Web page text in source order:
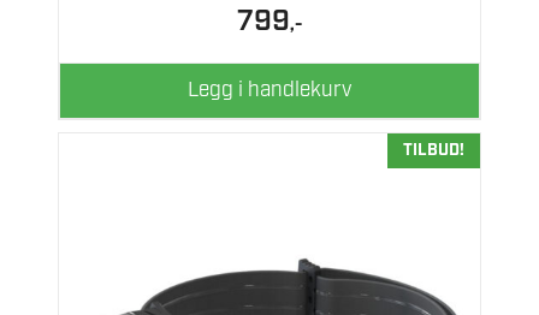
799,-
Legg i handlekurv
TILBUD!